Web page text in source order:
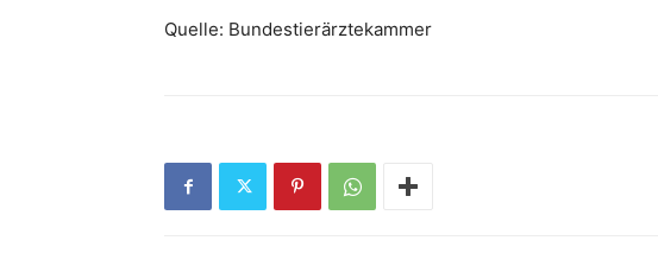
Quelle: Bundestierärztekammer